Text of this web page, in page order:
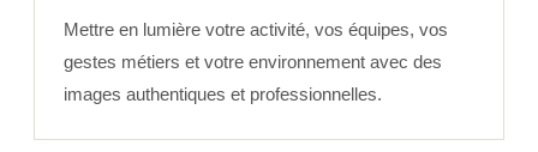
Mettre en lumière votre activité, vos équipes, vos
gestes métiers et votre environnement avec des
images authentiques et professionnelles.